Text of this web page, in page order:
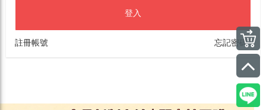
登入
註冊帳號 忘記密碼?